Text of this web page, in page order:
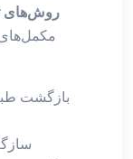
روش‌های
بازگشت